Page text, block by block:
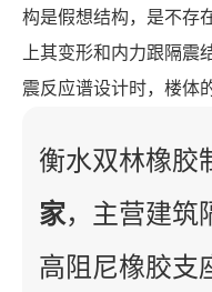
构是假想结构，是不存
上其变形和内力跟隔
震反应谱设计时，楼体
衡水双林橡胶
家，主营建筑
高阻尼橡胶支